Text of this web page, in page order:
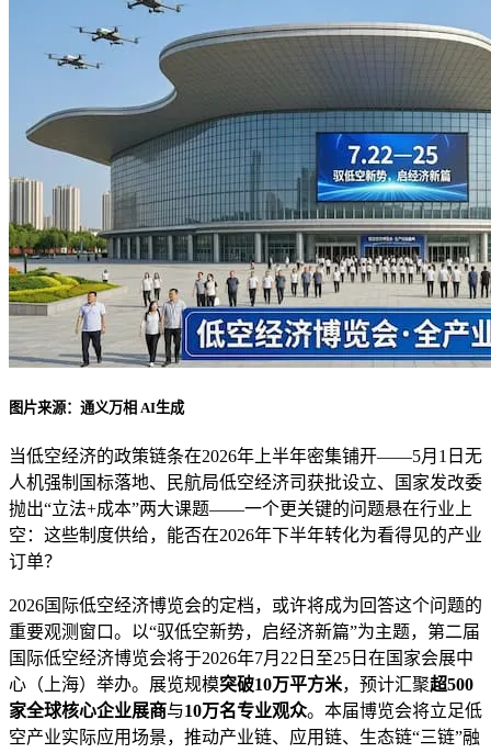
图片来源：通义万相 AI生成
当低空经济的政策链条在2026年上半年密集铺开——5月1日无
人机强制国标落地、民航局低空经济司获批设立、国家发改委
抛出“立法+成本”两大课题——一个更关键的问题悬在行业上
空：这些制度供给，能否在2026年下半年转化为看得见的产业
订单？
2026国际低空经济博览会的定档，或许将成为回答这个问题的
重要观测窗口。以“驭低空新势，启经济新篇”为主题，第二届
国际低空经济博览会将于2026年7月22日至25日在国家会展中
心（上海）举办。展览规模突破10万平方米，预计汇聚超500
家全球核心企业展商与10万名专业观众。本届博览会将立足低
空产业实际应用场景，推动产业链、应用链、生态链“三链”融